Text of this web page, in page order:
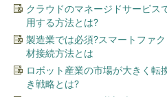
クラウドのマネージドサービ
用する方法とは?
製造業では必須?スマートファ
材接続方法とは
ロボット産業の市場が大きく転
き戦略とは?